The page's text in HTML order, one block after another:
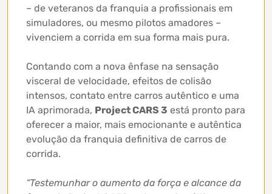
– de veteranos da franquia a profissionais em
simuladores, ou mesmo pilotos amadores –
vivenciem a corrida em sua forma mais pura.
Contando com a nova ênfase na sensação
visceral de velocidade, efeitos de colisão
intensos, contato entre carros autêntico e uma
IA aprimorada, Project CARS 3 está pronto para
oferecer a maior, mais emocionante e autêntica
evolução da franquia definitiva de carros de
corrida.
“Testemunhar o aumento da força e alcance da